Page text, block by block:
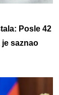
Posle 42
saznao